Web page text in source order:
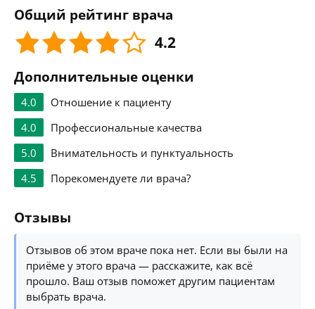
Общий рейтинг врача
4.2
Дополнительные оценки
4.0
Отношение к пациенту
4.0
Профессиональные качества
5.0
Внимательность и пунктуальность
4.5
Порекомендуете ли врача?
Отзывы
Отзывов об этом враче пока нет. Если вы были на
приёме у этого врача — расскажите, как всё
прошло. Ваш отзыв поможет другим пациентам
выбрать врача.